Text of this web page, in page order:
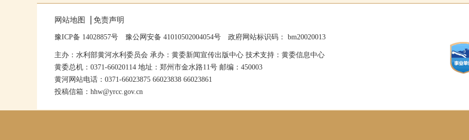
网站地图 免责声明
豫ICP备 14028857号 豫公网安备 41010502004054号 政府网站标识码： bm20020013
主办：水利部黄河水利委员会 承办：黄委新闻宣传出版中心 技术支持：黄委信息中心
黄委总机：0371-66020114 地址：郑州市金水路11号 邮编：450003
黄河网站电话：0371-66023875 66023838 66023861
投稿信箱：hhw@yrcc.gov.cn